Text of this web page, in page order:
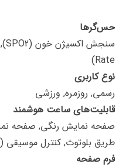
حس‌گرها
Rate)
نوع کاربری
رسمی, روزمره, ورزشی
قابلیت‌های ساعت هوشمند
صفحه نمایش رنگی, صفحه
طریق بلوتوث, کنترل موسیقی (Music Player)
فرم صفحه